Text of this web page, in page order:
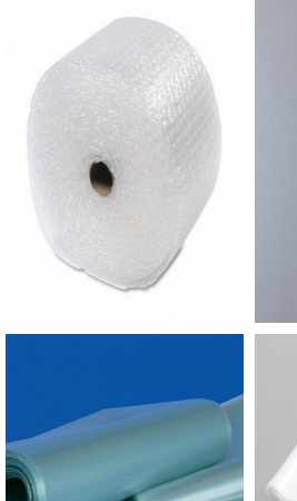
entrega e venda fracionada (até
quantidades). Para saber mais
solicitar um orçamento..
entretanto um dos mercados que
este tipo de embalagem são os e-
lojas online.Seja por segurança
saco para entrega é um dos tipos
mais indicados para fazer o envio
e produtos diversos via correios,
enviar produtos como: Roupas
Remédios e suplementos;
produtos de estética corporal
envelopes de segurança ideais
diversos produtos até a entrega
cliente, a fim de oferecer alta
segurança. Geralmente branco
por dentro, de forma que o
visível, a empresa tem a opção
por fora em um saco
econômico.SACO PLÁSTICO
COM A MELHOR QUALIDADEA